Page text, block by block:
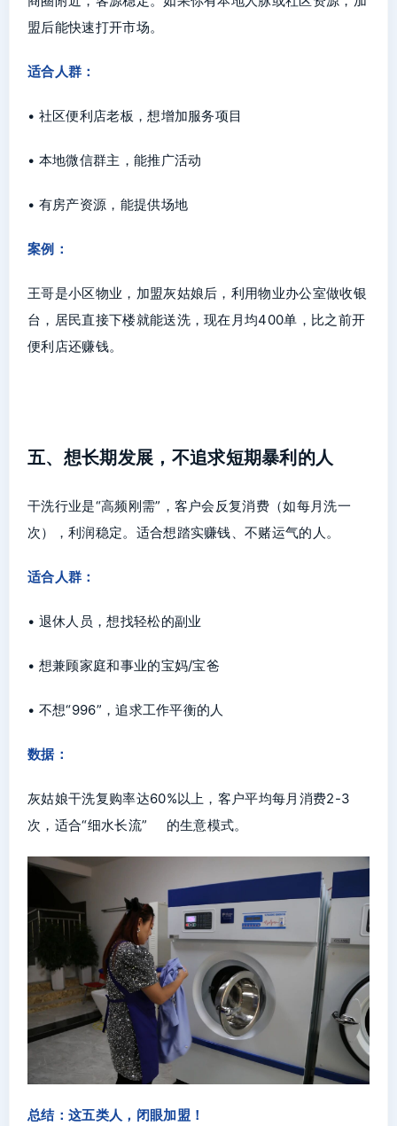
盟后能快速打开市场。
适合人群：
• 社区便利店老板，想增加服务项目
• 本地微信群主，能推广活动
• 有房产资源，能提供场地
案例：
王哥是小区物业，加盟灰姑娘后，利用物业办公室做收银
台，居民直接下楼就能送洗，现在月均400单，比之前开
便利店还赚钱。
五、想长期发展，不追求短期暴利的人
干洗行业是“高频刚需”，客户会反复消费（如每月洗一
次），利润稳定。适合想踏实赚钱、不赌运气的人。
适合人群：
• 退休人员，想找轻松的副业
• 想兼顾家庭和事业的宝妈/宝爸
• 不想“996”，追求工作平衡的人
数据：
灰姑娘干洗复购率达60%以上，客户平均每月消费2-3
次，适合“细水长流” 的生意模式。
总结：这五类人，闭眼加盟！